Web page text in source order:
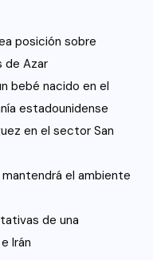
posición sobre
de Azar
bebé nacido en el
estadounidense
en el sector San
el ambiente
de una
Irán